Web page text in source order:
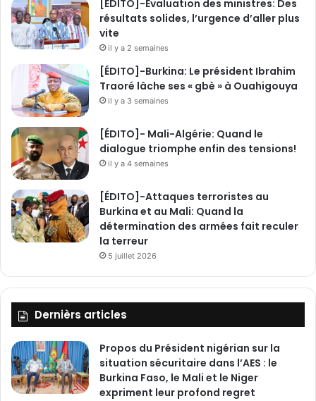
s
e
i
g
e
t
u
é
r
i
e
e
t
s
s
c
i
[ÉDITO]-Evaluation des ministres: Des
résultats solides, l’urgence d’aller plus
vite
il y a 2 semaines
[ÉDITO]-Burkina: Le président Ibrahim
Traoré lâche ses « gbè » à Ouahigouya
il y a 3 semaines
[ÉDITO]- Mali-Algérie: Quand le
dialogue triomphe enfin des tensions!
il y a 4 semaines
[ÉDITO]-Attaques terroristes au
Burkina et au Mali: Quand la
détermination des armées fait reculer
la terreur
5 juillet 2026
Dernièrs articles
Propos du Président nigérian sur la
situation sécuritaire dans l’AES : le
Burkina Faso, le Mali et le Niger
expriment leur profond regret